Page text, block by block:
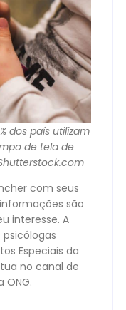
dos país utilizam
de tela de
com seus
informações são
interesse. A
Especiais da
no canal de
ONG.